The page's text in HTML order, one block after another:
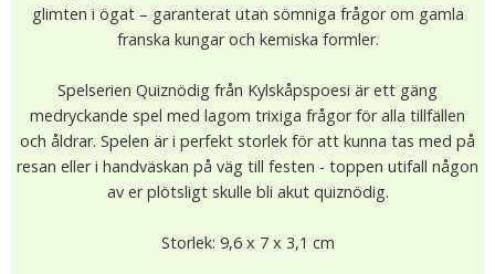
glimten i ögat – garanterat utan sömniga frågor om gamla
franska kungar och kemiska formler.
Spelserien Quiznödig från Kylskåpspoesi är ett gäng
medryckande spel med lagom trixiga frågor för alla tillfällen
och åldrar. Spelen är i perfekt storlek för att kunna tas med på
resan eller i handväskan på väg till festen - toppen utifall någon
av er plötsligt skulle bli akut quiznödig.
Storlek: 9,6 x 7 x 3,1 cm